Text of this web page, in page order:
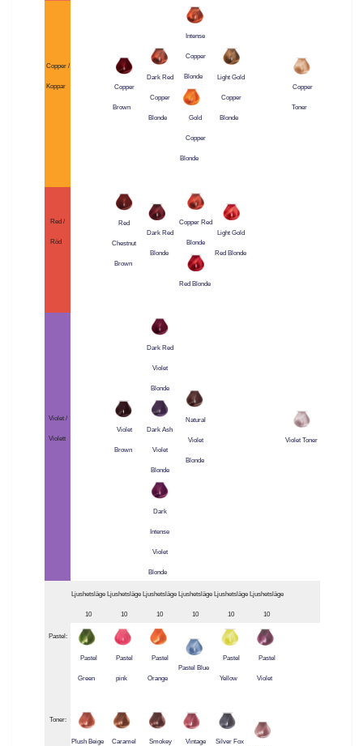
Copper /
Koppar Copper
Brown
Dark Red
Copper
Blonde
Intense
Copper
Blonde
Gold
Copper
Blonde
Light Gold
Copper
Blonde
Copper
Toner
Red /
Röd
Red
Chestnut
Brown
Dark Red
Blonde
Copper Red
Blonde
Red Blonde
Light Gold
Red Blonde
Violet /
Violett
Violet
Brown
Dark Red
Violet
Blonde
Dark Ash
Violet
Blonde
Dark
Intense
Violet
Blonde
Natural
Violet
Blonde
Violet Toner
Ljushetsläge
10
Ljushetsläge
10
Ljushetsläge
10
Ljushetsläge
10
Ljushetsläge
10
Ljushetsläge
10
Pastel:
Pastel
Green
Pastel
pink
Pastel
Orange
Pastel Blue
Pastel
Yellow
Pastel
Violet
Toner:
Plush Beige Caramel Smokey Vintage
Silver Fox